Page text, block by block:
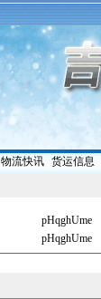
物流快讯| 货运信息
pHqghUme
pHqghUme